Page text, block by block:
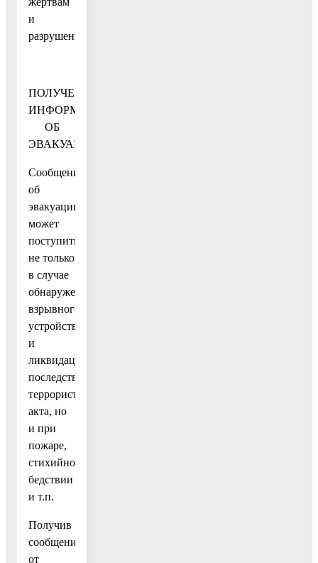
и
разрушениям.
ПОЛУЧЕНИЕ
ИНФОРМАЦИИ
ОБ
ЭВАКУАЦИИ
Сообщение
об
эвакуации
может
поступить
не только
в случае
обнаружения
взрывного
устройства
и
ликвидации
последствий
террористического
акта, но
и при
пожаре,
стихийном
бедствии
и т.п.
Получив
сообщение
от